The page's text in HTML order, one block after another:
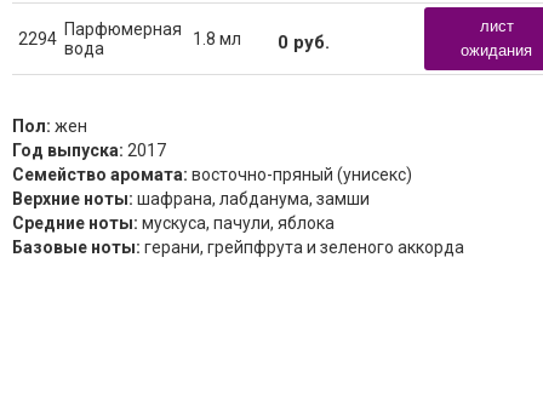
2294 Парфюмерная
вода
1.8 мл 0 руб.
лист
ожидания
Пол: жен
Год выпуска: 2017
Семейство аромата: восточно-пряный (унисекс)
Верхние ноты: шафрана, лабданума, замши
Средние ноты: мускуса, пачули, яблока
Базовые ноты: герани, грейпфрута и зеленого аккорда